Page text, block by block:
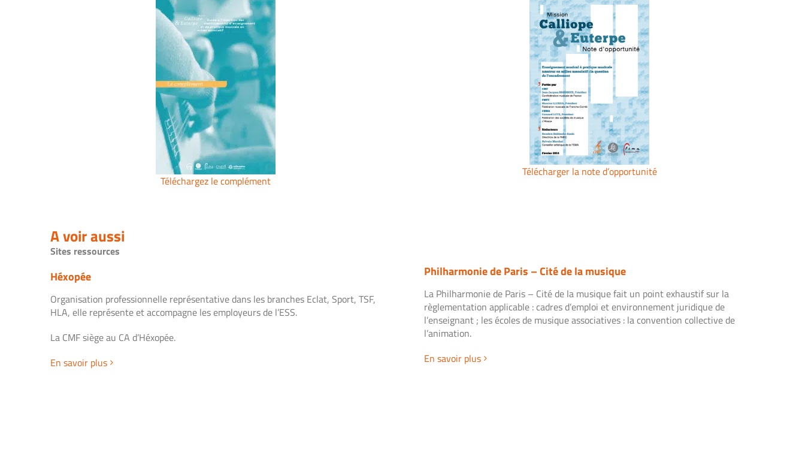
Téléchargez le complément
Télécharger la note d’opportunité
A voir aussi
Sites ressources
Héxopée
Organisation professionnelle représentative dans les branches Eclat, Sport, TSF,
HLA, elle représente et accompagne les employeurs de l’ESS.
La CMF siège au CA d’Héxopée.
En savoir plus
Philharmonie de Paris – Cité de la musique
La Philharmonie de Paris – Cité de la musique fait un point exhaustif sur la
règlementation applicable : cadres d’emploi et environnement juridique de
l’enseignant ; les écoles de musique associatives : la convention collective de
l’animation.
En savoir plus